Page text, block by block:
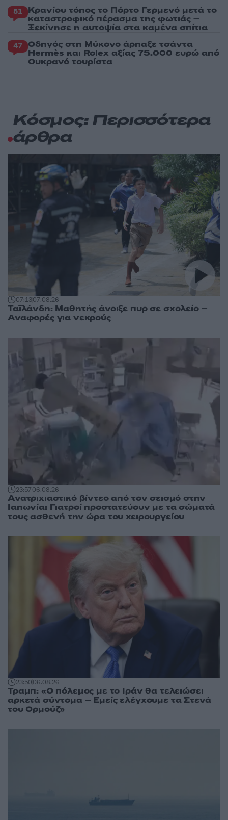
51 Κρανίου τόπος το Πόρτο Γερμενό μετά το
καταστροφικό πέρασμα της φωτιάς –
Ξεκίνησε η αυτοψία στα καμένα σπίτια
47 Οδηγός στη Μύκονο άρπαξε τσάντα
Hermès και Rolex αξίας 75.000 ευρώ από
Ουκρανό τουρίστα
Κόσμος: Περισσότερα
άρθρα
07:1307.08.26
Ταϊλάνδη: Μαθητής άνοιξε πυρ σε σχολείο –
Αναφορές για νεκρούς
23:5706.08.26
Ανατριχιαστικό βίντεο από τον σεισμό στην
Ιαπωνία: Γιατροί προστατεύουν με τα σώματά
τους ασθενή την ώρα του χειρουργείου
23:5006.08.26
Τραμπ: «Ο πόλεμος με το Ιράν θα τελειώσει
αρκετά σύντομα – Εμείς ελέγχουμε τα Στενά
του Ορμούζ»